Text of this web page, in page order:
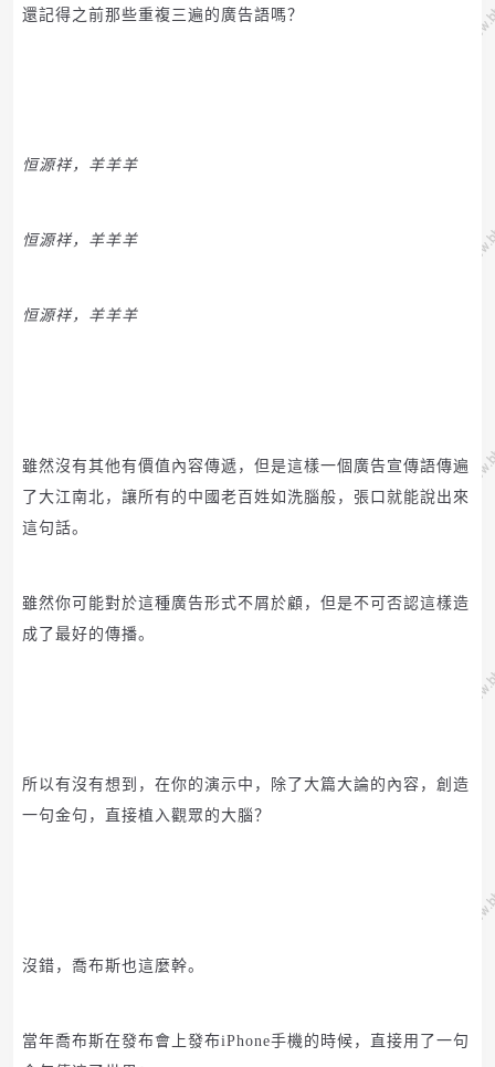
還記得之前那些重複三遍的廣告語嗎？
恒源祥，羊羊羊
恒源祥，羊羊羊
恒源祥，羊羊羊
雖然沒有其他有價值內容傳遞，但是這樣一個廣告宣傳語傳遍
了大江南北，讓所有的中國老百姓如洗腦般，張口就能說出來
這句話。
雖然你可能對於這種廣告形式不屑於顧，但是不可否認這樣造
成了最好的傳播。
所以有沒有想到，在你的演示中，除了大篇大論的內容，創造
一句金句，直接植入觀眾的大腦？
沒錯，喬布斯也這麼幹。
當年喬布斯在發布會上發布iPhone手機的時候，直接用了一句